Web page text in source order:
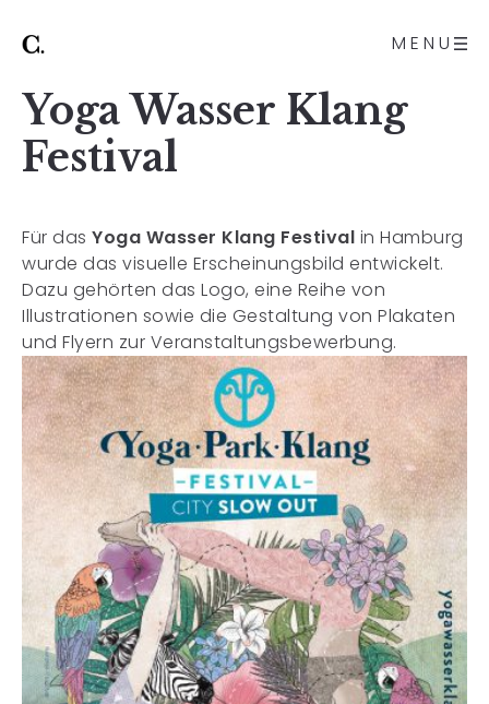
MENU
Yoga Wasser Klang
Festival
Für das Yoga Wasser Klang Festival in Hamburg
wurde das visuelle Erscheinungsbild entwickelt.
Dazu gehörten das Logo, eine Reihe von
Illustrationen sowie die Gestaltung von Plakaten
und Flyern zur Veranstaltungsbewerbung.